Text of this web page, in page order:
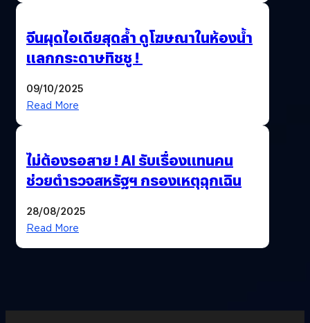
จีนผุดไอเดียสุดล้ำ ดูโฆษณาในห้องน้ำ
แลกกระดาษทิชชู !
09/10/2025
Read More
ไม่ต้องรอสาย ! AI รับเรื่องแทนคน
ช่วยตำรวจสหรัฐฯ กรองเหตุฉุกเฉิน
28/08/2025
Read More